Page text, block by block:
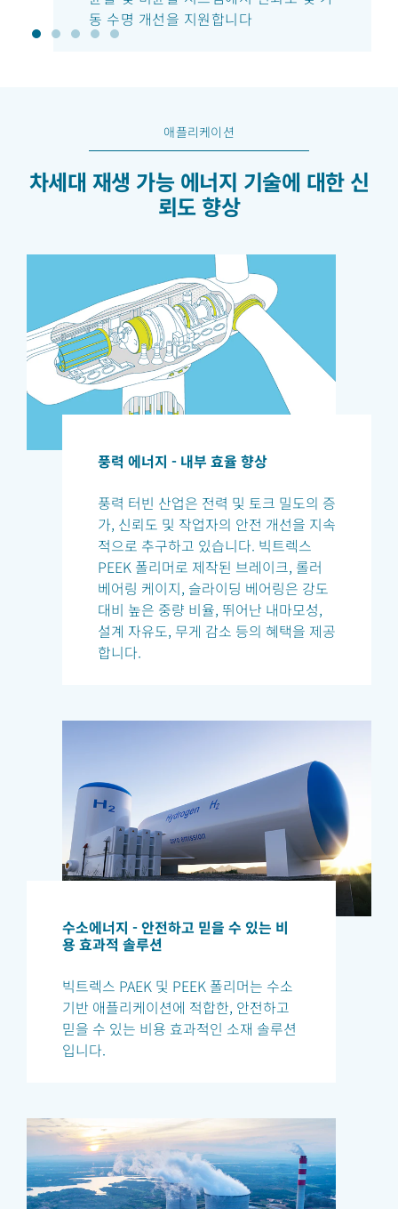
동 수명 개선을 지원합니다
애플리케이션
차세대 재생 가능 에너지 기술에 대한 신
뢰도 향상
풍력 에너지 - 내부 효율 향상
풍력 터빈 산업은 전력 및 토크 밀도의 증
가, 신뢰도 및 작업자의 안전 개선을 지속
적으로 추구하고 있습니다. 빅트렉스
PEEK 폴리머로 제작된 브레이크, 롤러
베어링 케이지, 슬라이딩 베어링은 강도
대비 높은 중량 비율, 뛰어난 내마모성,
설계 자유도, 무게 감소 등의 혜택을 제공
합니다.
수소에너지 - 안전하고 믿을 수 있는 비
용 효과적 솔루션
빅트렉스 PAEK 및 PEEK 폴리머는 수소
기반 애플리케이션에 적합한, 안전하고
믿을 수 있는 비용 효과적인 소재 솔루션
입니다.